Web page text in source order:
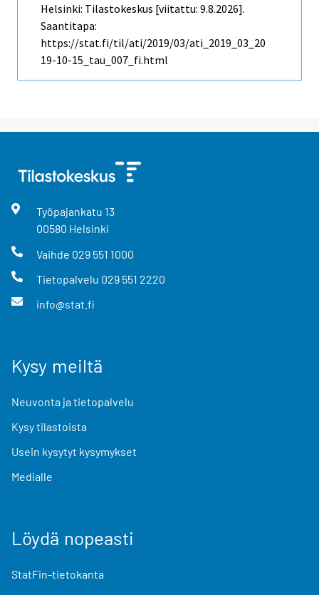
Helsinki: Tilastokeskus [viitattu: 9.8.2026].
Saantitapa:
https://stat.fi/til/ati/2019/03/ati_2019_03_20
19-10-15_tau_007_fi.html
Työpajankatu 13
00580 Helsinki
Vaihde 029 551 1000
Tietopalvelu 029 551 2220
info@stat.fi
Kysy meiltä
Neuvonta ja tietopalvelu
Kysy tilastoista
Usein kysytyt kysymykset
Medialle
Löydä nopeasti
StatFin-tietokanta